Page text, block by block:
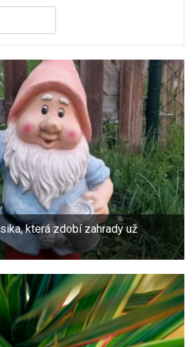
která zdobí zahrady už